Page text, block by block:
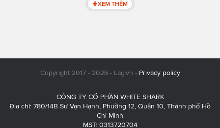
XEM THÊM
Copyright 2017 - 2026 - Lag.vn - Privacy policy
CÔNG TY CỔ PHẦN WHITE SHARK
Địa chỉ: 780/14B Sư Vạn Hạnh, Phường 12, Quận 10, Thành phố Hồ
Chí Minh
MST: 0313720704